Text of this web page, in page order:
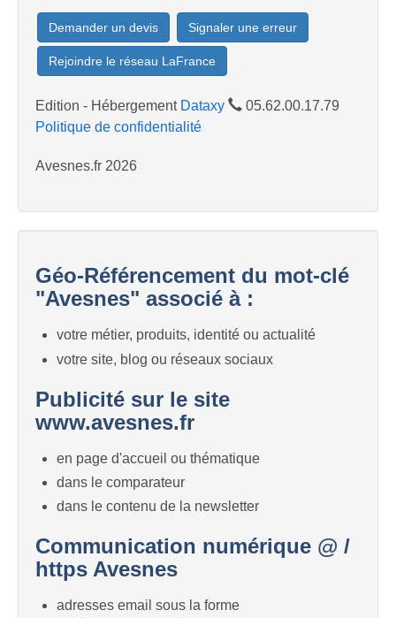
Demander un devis Signaler une erreur
Rejoindre le réseau LaFrance
Edition - Hébergement Dataxy
05.62.00.17.79
Politique de confidentialité
Avesnes.fr 2026
Géo-Référencement du mot-clé
"Avesnes" associé à :
votre métier, produits, identité ou actualité
votre site, blog ou réseaux sociaux
Publicité sur le site
www.avesnes.fr
en page d'accueil ou thématique
dans le comparateur
dans le contenu de la newsletter
Communication numérique @ /
https Avesnes
adresses email sous la forme